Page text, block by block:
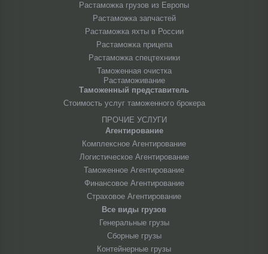
Растаможка грузов из Европы
Растаможка запчастей
Растаможка яхты в России
Растаможка прицепа
Растаможка спецтехники
Таможенная очистка
Растаможивание
Таможенный представитель
Стоимость услуг таможенного брокера
ПРОЧИЕ УСЛУГИ
Агентирование
Комплексное Агентирование
Логистическое Агентирование
Таможенное Агентирование
Финансовое Агентирование
Страховое Агентирование
Все виды грузов
Генеральные грузы
Сборные грузы
Контейнерные грузы